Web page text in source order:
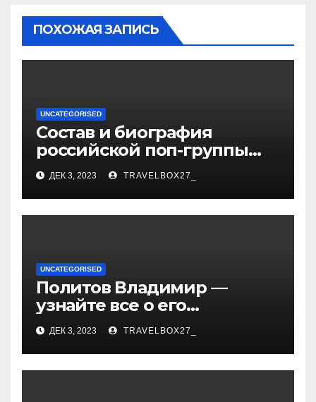
ПОХОЖАЯ ЗАПИСЬ
UNCATEGORISED
Состав и биография
российской поп-группы
«Иванушки интернешнл»
— история успеха, музыка
и судьбы участников
ДЕК 3, 2023 TRAVELBOX27_
UNCATEGORISED
Политов Владимир —
узнайте все о его
биографии, возрасте и
впечатляющих
достижениях!
ДЕК 3, 2023 TRAVELBOX27_